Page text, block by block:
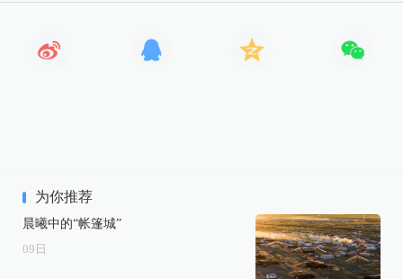
为你推荐
晨曦中的“帐篷城”
09 日